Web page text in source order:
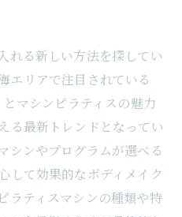
れる新しい方法を探してい
エリアで注目されている
とマシンピラティスの魅力
る最新トレンドとなってい
シンやプログラムが選べる
して効果的なボディメイク
ラティスマシンの種類や特